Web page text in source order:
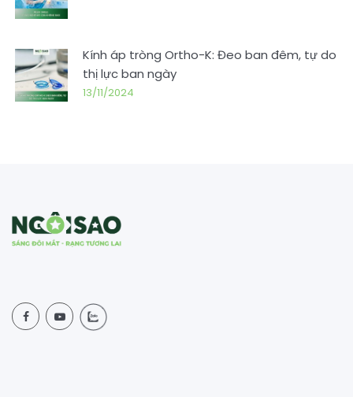
Kính áp tròng Ortho-K: Đeo ban đêm, tự do
thị lực ban ngày
13/11/2024